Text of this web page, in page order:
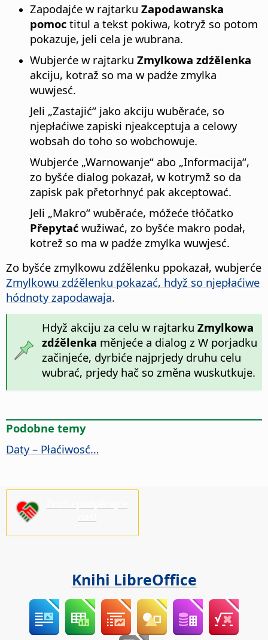
Zapodajće w rajtarku Zapodawanska
pomoc titul a tekst pokiwa, kotryž so potom
pokazuje, jeli cela je wubrana.
Wubjerće w rajtarku Zmylkowa zdźělenka
akciju, kotraž so ma w padźe zmylka
wuwjesć.
Jeli „Zastajić“ jako akciju wuběraće, so
njepłaćiwe zapiski njeakceptuja a celowy
wobsah do toho so wobchowuje.
Wubjerće „Warnowanje“ abo „Informacija“,
zo byšće dialog pokazał, w kotrymž so da
zapisk pak přetorhnyć pak akceptować.
Jeli „Makro“ wuběraće, móžeće tłóčatko
Přepytać wužiwać, zo byšće makro podał,
kotrež so ma w padźe zmylka wuwjesć.
Zo byšće zmylkowu zdźělenku ppokazał, wubjerće
Zmylkowu zdźělenku pokazać, hdyž so njepłaćiwe
hódnoty zapodawaja.
Hdyž akciju za celu w rajtarku Zmylkowa
zdźělenka měnjeće a dialog z W porjadku
začinjeće, dyrbiće najprjedy druhu celu
wubrać, prjedy hač so změna wuskutkuje.
Podobne temy
Daty – Płaćiwosć…
Knihi LibreOffice